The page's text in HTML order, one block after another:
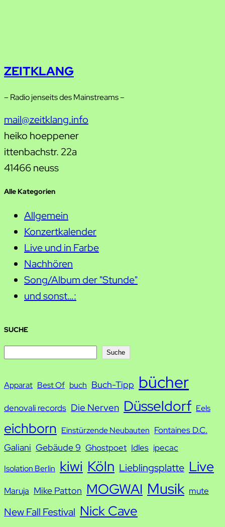
ZEITKLANG
– Radio jenseits des Mainstreams –
mail@zeitklang.info
heiko hoeppener
ittenbachstr. 22a
41466 neuss
Alle Kategorien
Allgemein
Konzertkalender
Live und in Farbe
Nachhören
Song/Album der "Stunde"
und sonst…:
SUCHE
c
Suche
Apparat Best Of buch Buch-Tipp bücher
denovali records Die Nerven Düsseldorf Eels
eichborn Einstürzende Neubauten Fontaines D.C.
Galiani Gebäude 9 Ghostpoet Idles ipecac
Isolation Berlin kiwi Köln Lieblingsplatte Live
Maruja Mike Patton MOGWAI Musik mute
New Fall Festival Nick Cave